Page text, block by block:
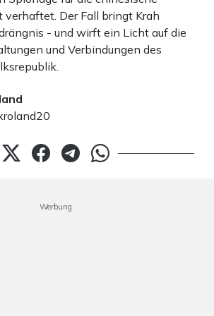
verhaftet. Der Fall bringt Krah
- und wirft ein Licht auf die
und Verbindungen des
Werbung